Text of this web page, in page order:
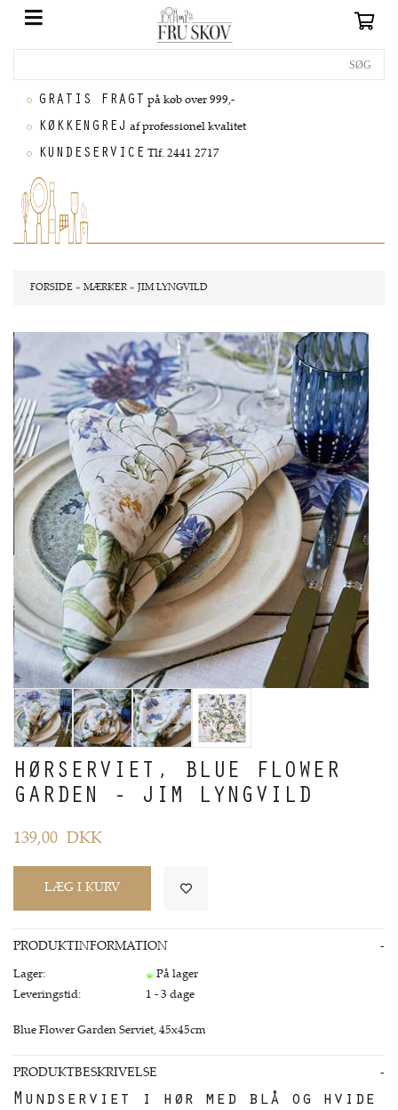
GRATIS FRAGT på køb over 999,-
KØKKENGREJ af professionel kvalitet
KUNDESERVICE Tlf. 2441 2717
FORSIDE » MÆRKER » JIM LYNGVILD
HØRSERVIET, BLUE FLOWER
GARDEN - JIM LYNGVILD
139,00 DKK
PRODUKTINFORMATION
Lager:
På lager
Leveringstid:
1 - 3 dage
Blue Flower Garden Serviet, 45x45cm
PRODUKTBESKRIVELSE
Mundserviet i hør med blå og hvide